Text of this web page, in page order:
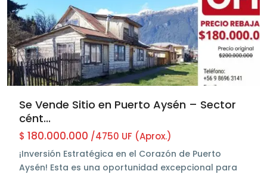
Se Vende Sitio en Puerto Aysén – Sector
cént...
$ 180.000.000 /4750 UF (Aprox.)
¡Inversión Estratégica en el Corazón de Puerto
Aysén! Esta es una oportunidad excepcional para